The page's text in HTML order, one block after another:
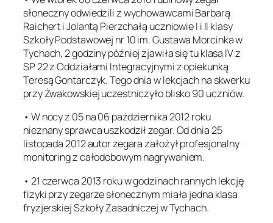
słoneczny odwiedzili z wychowawcami Barbarą
Raichert i Jolantą Pierzchałą uczniowie I i II klasy
Szkoły Podstawowej nr 10 im. Gustawa Morcinka w
Tychach, 2 godziny później zjawiła się tu klasa IV z
SP 22 z Oddziałami Integracyjnymi z opiekunką
Teresą Gontarczyk. Tego dnia w lekcjach na skwerku
przy Żwakowskiej uczestniczyło blisko 90 uczniów.
• W nocy z 05 na 06 października 2012 roku
nieznany sprawca uszkodził zegar. Od dnia 25
listopada 2012 autor zegara założył profesjonalny
monitoring z całodobowym nagrywaniem.
• 21 czerwca 2013 roku w godzinach rannych lekcję
fizyki przy zegarze słonecznym miała jedna klasa
fryzjerskiej Szkoły Zasadniczej w Tychach.